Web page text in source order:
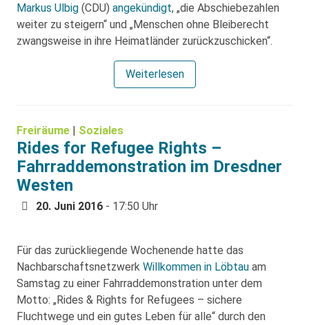
Markus Ulbig (CDU) angekündigt, „die Abschiebezahlen
weiter zu steigern“ und „Menschen ohne Bleiberecht
zwangsweise in ihre Heimatländer zurückzuschicken“.
Weiterlesen
Freiräume | Soziales
Rides for Refugee Rights –
Fahrraddemonstration im Dresdner
Westen
20. Juni 2016 - 17:50 Uhr
Für das zurückliegende Wochenende hatte das
Nachbarschaftsnetzwerk Willkommen in Löbtau am
Samstag zu einer Fahrraddemonstration unter dem
Motto: „Rides & Rights for Refugees – sichere
Fluchtwege und ein gutes Leben für alle“ durch den